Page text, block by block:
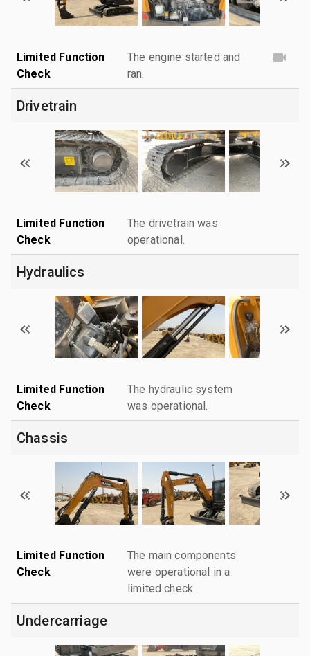
Limited Function
Check
The engine started and
ran.
Drivetrain
Limited Function
Check
The drivetrain was
operational.
Hydraulics
Limited Function
Check
The hydraulic system
was operational.
Chassis
Limited Function
Check
The main components
were operational in a
limited check.
Undercarriage